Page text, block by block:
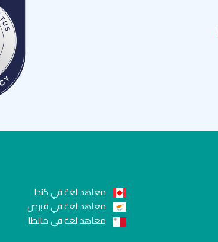
معاهد لغة في كندا
معاهد لغة في قبرص
معاهد لغة في مالطا